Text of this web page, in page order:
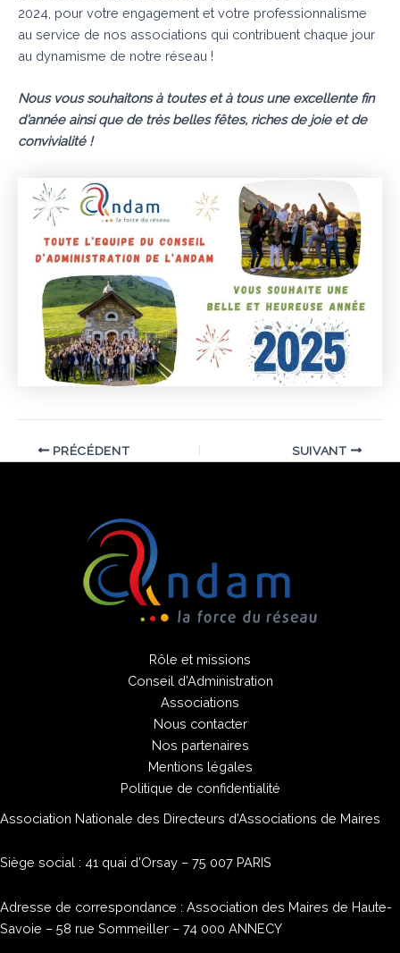
2024, pour votre engagement et votre professionnalisme
au service de nos associations qui contribuent chaque jour
au dynamisme de notre réseau !
Nous vous souhaitons à toutes et à tous une excellente fin
d’année ainsi que de très belles fêtes, riches de joie et de
convivialité !
PRÉCÉDENT SUIVANT
Rôle et missions
Conseil d’Administration
Associations
Nous contacter
Nos partenaires
Mentions légales
Politique de confidentialité
Association Nationale des Directeurs d’Associations de Maires
Siège social : 41 quai d’Orsay – 75 007 PARIS
Adresse de correspondance : Association des Maires de Haute-
Savoie – 58 rue Sommeiller – 74 000 ANNECY